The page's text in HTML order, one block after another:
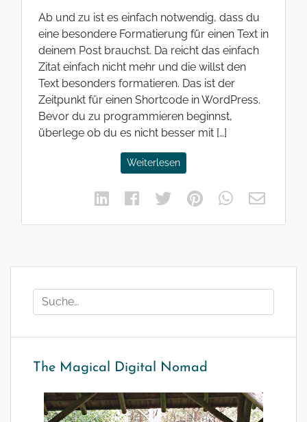
Ab und zu ist es einfach notwendig, dass du
eine besondere Formatierung für einen Text in
deinem Post brauchst. Da reicht das einfach
Zitat einfach nicht mehr und die willst den
Text besonders formatieren. Das ist der
Zeitpunkt für einen Shortcode in WordPress.
Bevor du zu programmieren beginnst,
überlege ob du es nicht besser mit […]
Weiterlesen
The Magical Digital Nomad